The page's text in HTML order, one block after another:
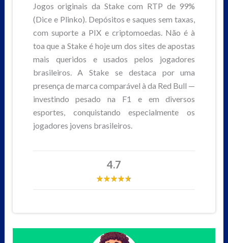
Jogos originais da Stake com RTP de 99%
(Dice e Plinko). Depósitos e saques sem taxas,
com suporte a PIX e criptomoedas. Não é à
toa que a Stake é hoje um dos sites de apostas
mais queridos e usados pelos jogadores
brasileiros. A Stake se destaca por uma
presença de marca comparável à da Red Bull —
investindo pesado na F1 e em diversos
esportes, conquistando especialmente os
jogadores jovens brasileiros.
4.7